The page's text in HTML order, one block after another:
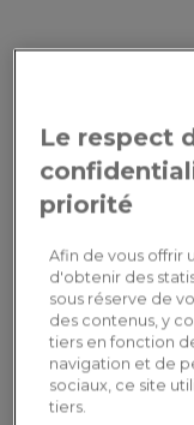
Table salle à manger
Le respect
priorité
Afin de vous offrir
d'obtenir des
sous réserve de
des contenus, y
tiers en fonction
navigation et de
sociaux, ce site
tiers.